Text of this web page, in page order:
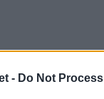
- Do Not
«Alla